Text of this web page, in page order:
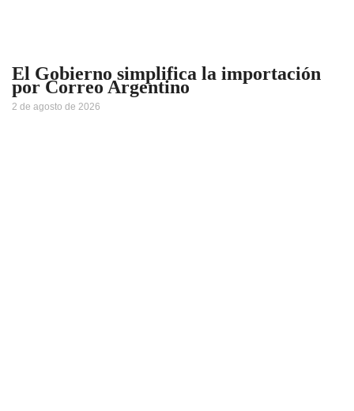
El Gobierno simplifica la importación
por Correo Argentino
2 de agosto de 2026